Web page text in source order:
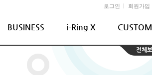
로그인 회원가입
BUSINESS i-Ring X